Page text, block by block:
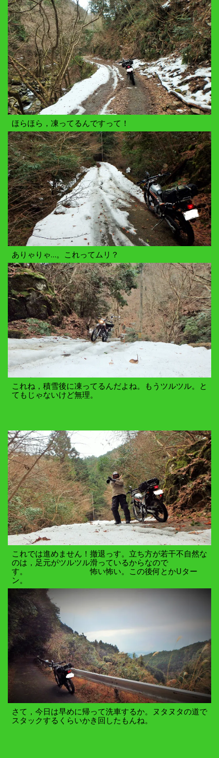
ほらほら，凍ってるんですって！
ありゃりゃ…。これってムリ？
これね，積雪後に凍ってるんだよね。もうツルツル。と
てもじゃないけど無理。
これでは進めません！撤退っす。立ち方が若干不自然な
のは，足元がツルツル滑っているからなので
す。 怖い怖い。この後何とかUター
ン。
さて，今日は早めに帰って洗車するか。ヌタヌタの道で
スタックするくらいかき回したもんね。